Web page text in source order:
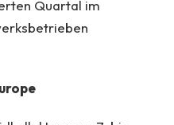
Quartal im